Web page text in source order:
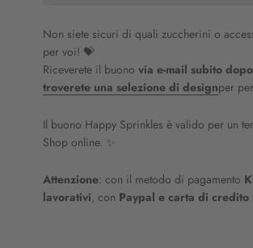
Non siete sicuri di quali zuccherini o
per voi! 💝
Riceverete il buono via e-mail subito
troverete una selezione di designper
Il buono Happy Sprinkles è valido per un
Shop online. ✨
Attenzione: con il metodo di pagamento
lavorativi, con Paypal e carta di credito